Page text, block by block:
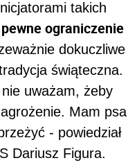
takich
pewne ograniczenie
dokuczliwe
świąteczna.
uważam, żeby
Mam psa
- powiedział
Dariusz Figura.